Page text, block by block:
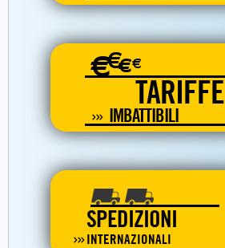
€€€€
TARIFFE
IMBATTIBILI
SPEDIZIONI
INTERNAZIONALI